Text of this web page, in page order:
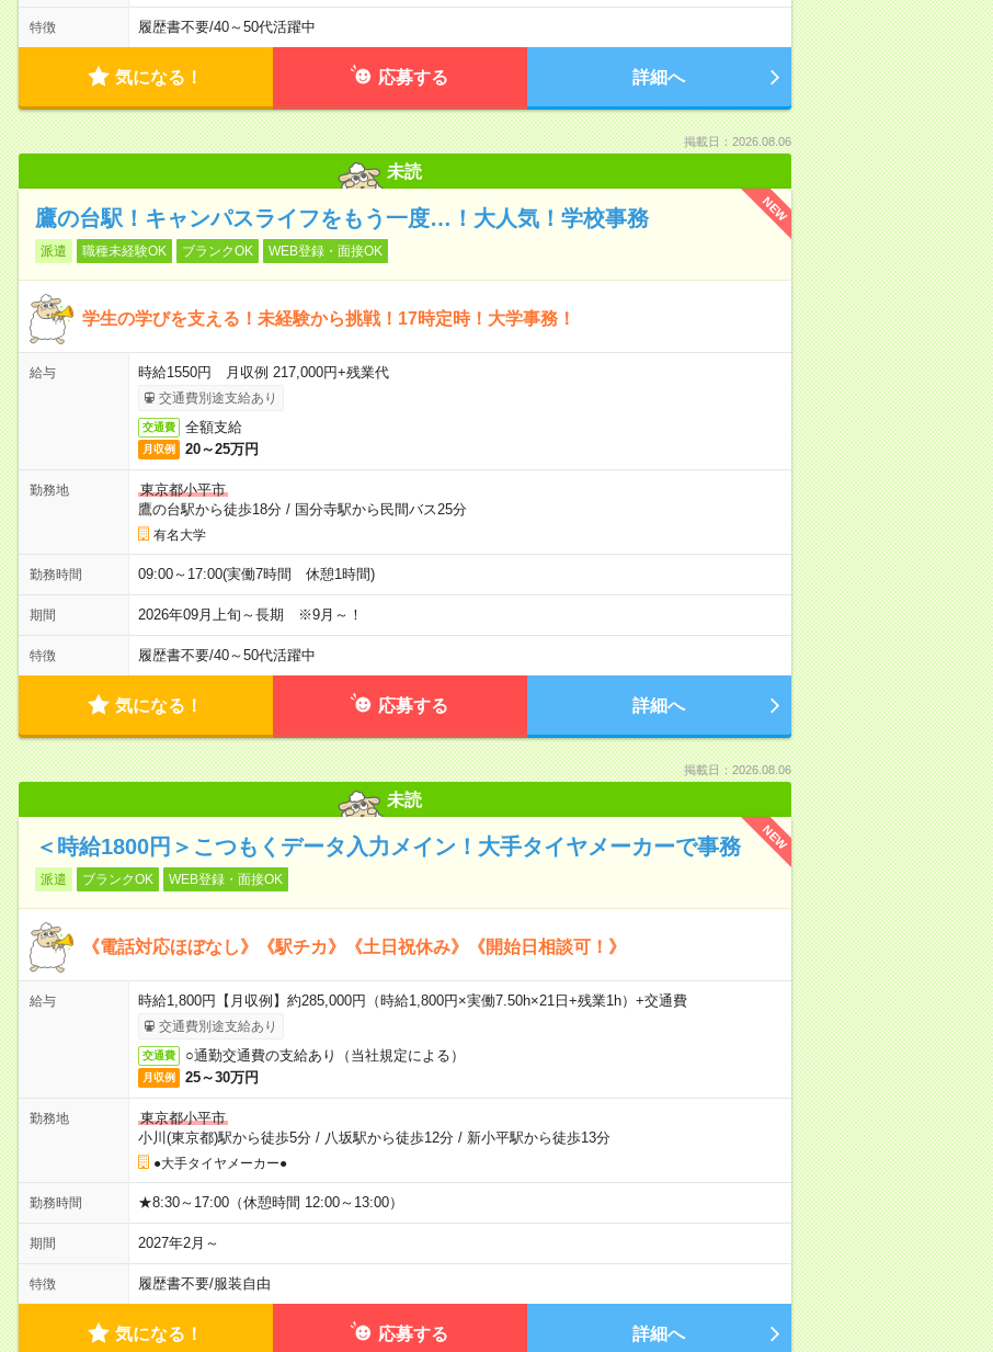
特徴 履歴書不要/40～50代活躍中
気になる！ 応募する 詳細へ
掲載日：2026.08.06
未読
NEW
鷹の台駅！キャンパスライフをもう一度…！大人気！学校事務
派遣 職種未経験OK ブランクOK WEB登録・面接OK
学生の学びを支える！未経験から挑戦！17時定時！大学事務！
給与 時給1550円 月収例 217,000円+残業代
交通費別途支給あり
交通費 全額支給
月収例 20～25万円
勤務地
東京都小平市
鷹の台駅から徒歩18分/ 国分寺駅から民間バス25分
有名大学
勤務時間 09:00～17:00(実働7時間 休憩1時間)
期間 2026年09月上旬～長期 ※9月～！
特徴 履歴書不要/40～50代活躍中
気になる！ 応募する 詳細へ
掲載日：2026.08.06
未読
NEW
＜時給1800円＞こつもくデータ入力メイン！大手タイヤメーカーで事務
派遣 ブランクOK WEB登録・面接OK
《電話対応ほぼなし》《駅チカ》《土日祝休み》《開始日相談可！》
給与 時給1,800円【月収例】約285,000円（時給1,800円×実働7.50h×21日+残業1h）+交通費
交通費別途支給あり
交通費 ○通勤交通費の支給あり（当社規定による）
月収例 25～30万円
勤務地
東京都小平市
小川(東京都)駅から徒歩5分/ 八坂駅から徒歩12分/ 新小平駅から徒歩13分
●大手タイヤメーカー●
勤務時間 ★8:30～17:00（休憩時間 12:00～13:00）
期間 2027年2月～
特徴 履歴書不要/服装自由
気になる！ 応募する 詳細へ